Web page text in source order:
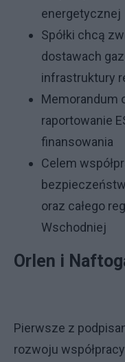
energetycznej
Spółki chcą
dostawach
infrastruktury
Memorandum
raportowanie
finansowania
Celem
oraz całego
Wschodniej
Orlen i
Pierwsze z
rozwoju